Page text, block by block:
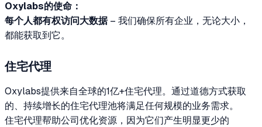
Oxylabs的使命：
每个人都有权访问大数据– 我们确保所有企业，无论大小，
都能获取到它。
住宅代理
Oxylabs提供来自全球的1亿+住宅代理。通过道德方式获取
的、持续增长的住宅代理池将满足任何规模的业务需求。
住宅代理帮助公司优化资源，因为它们产生明显更少的